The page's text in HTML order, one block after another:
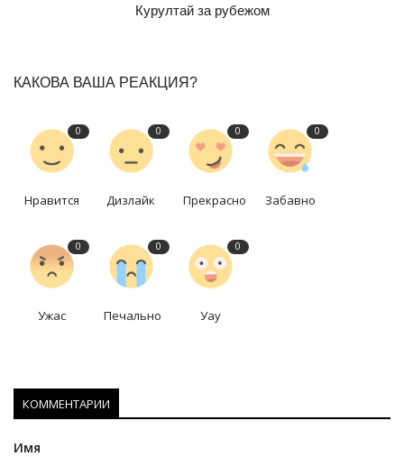
Курултай за рубежом
КАКОВА ВАША РЕАКЦИЯ?
0
Нравится
0
Дизлайк
0
Прекрасно
0
Забавно
0
Ужас
0
Печально
0
Уау
КОММЕНТАРИИ
Имя